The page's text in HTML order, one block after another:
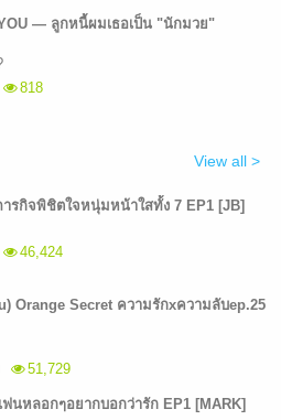
— ลูกหนี้ผมเธอเป็น "นักมวย"
818
View all >
ารกิจพิชิตใจหนุ่มหน้าใสทั้ง 7 EP1 [JB]
46,424
Orange Secret ความรักxความลับep.25
51,729
ฟนหลอกๆอยากบอกว่ารัก EP1 [MARK]